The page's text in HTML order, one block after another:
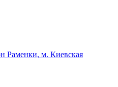
Раменки, м. Киевская